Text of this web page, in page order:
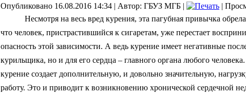
Опубликовано 16.08.2016 14:34 | Автор: ГБУЗ МГБ |
|
Несмотря на весь вред курения, эта пагубная привычка
что человек, пристрастившийся к сигаретам, уже перестает
опасность этой зависимости. А ведь курение имеет негативные
курильщика, но и для его сердца – главного органа любого
курение создает дополнительную, и довольно значительную,
работу. Это и приводит к возникновению хронической сердечной